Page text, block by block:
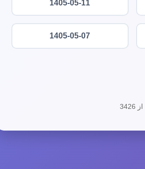
1405-05-11
1405-05-07